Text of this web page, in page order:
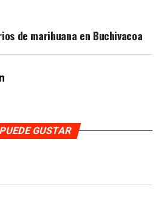
de marihuana en Buchivacoa
GUSTAR